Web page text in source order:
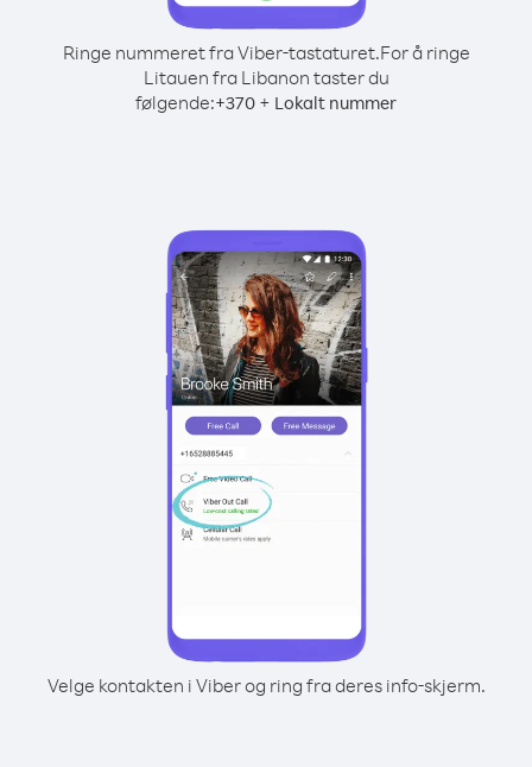
Ringe nummeret fra Viber-tastaturet.For å ringe
Litauen fra Libanon taster du
følgende:+370 + Lokalt nummer
Velge kontakten i Viber og ring fra deres info-skjerm.